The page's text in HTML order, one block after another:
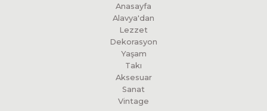
Anasayfa
Alavya'dan
Lezzet
Dekorasyon
Yaşam
Takı
Aksesuar
Sanat
Vintage